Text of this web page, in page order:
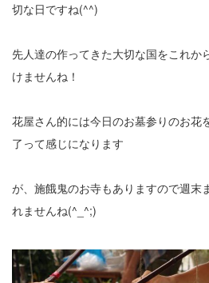
切な日ですね(^^)
先人達の作ってきた大切な国をこれか
けませんね！
花屋さん的には今日のお墓参りのお花
了って感じになります
が、施餓鬼のお寺もありますので週末
れませんね(^_^;)